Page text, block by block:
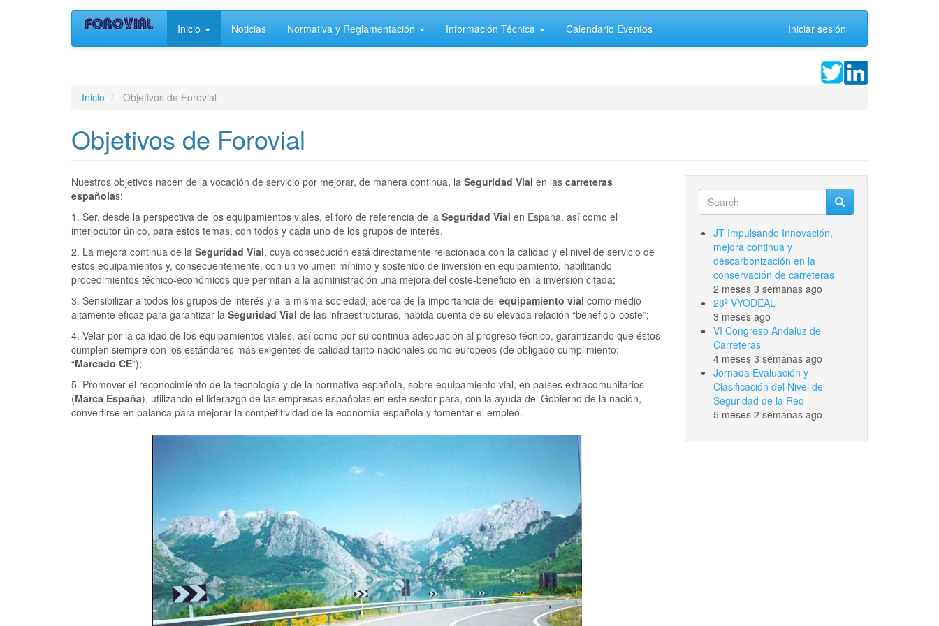
Main
navigation
Inicio Noticias Normativa y Reglamentación Información Técnica Calendario Eventos
User
account
Iniciar sesión
Inicio Objetivos de Forovial
Objetivos de Forovial
Nuestros objetivos nacen de la vocación de servicio por mejorar, de manera continua, la Seguridad Vial en las carreteras
españolas:
1. Ser, desde la perspectiva de los equipamientos viales, el foro de referencia de la Seguridad Vial en España, así como el
interlocutor único, para estos temas, con todos y cada uno de los grupos de interés.
2. La mejora continua de la Seguridad Vial, cuya consecución está directamente relacionada con la calidad y el nivel de servicio de
estos equipamientos y, consecuentemente, con un volumen mínimo y sostenido de inversión en equipamiento, habilitando
procedimientos técnico-económicos que permitan a la administración una mejora del coste-beneficio en la inversión citada;
3. Sensibilizar a todos los grupos de interés y a la misma sociedad, acerca de la importancia del equipamiento vial como medio
altamente eficaz para garantizar la Seguridad Vial de las infraestructuras, habida cuenta de su elevada relación “beneficio-coste”;
4. Velar por la calidad de los equipamientos viales, así como por su continua adecuación al progreso técnico, garantizando que éstos
cumplen siempre con los estándares más exigentes de calidad tanto nacionales como europeos (de obligado cumplimiento:
“Marcado CE”);
5. Promover el reconocimiento de la tecnología y de la normativa española, sobre equipamiento vial, en países extracomunitarios
(Marca España), utilizando el liderazgo de las empresas españolas en este sector para, con la ayuda del Gobierno de la nación,
convertirse en palanca para mejorar la competitividad de la economía española y fomentar el empleo.
Search
Search Search
JT Impulsando Innovación,
mejora continua y
descarbonización en la
conservación de carreteras
2 meses 3 semanas ago
28º VYODEAL
3 meses ago
VI Congreso Andaluz de
Carreteras
4 meses 3 semanas ago
Jornada Evaluación y
Clasificación del Nivel de
Seguridad de la Red
5 meses 2 semanas ago